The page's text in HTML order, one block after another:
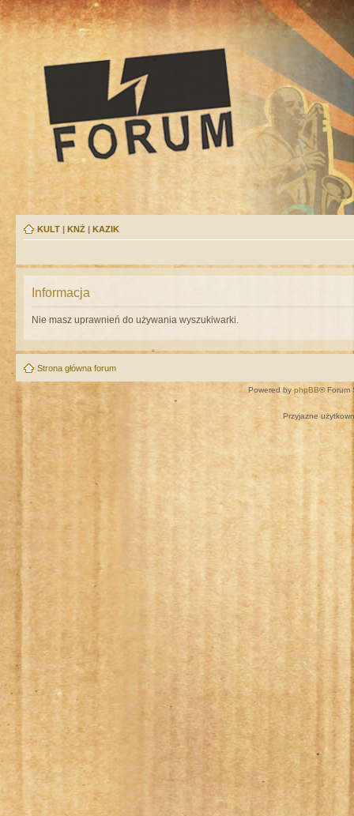
KULT | KNŻ | KAZIK
Informacja
Nie masz uprawnień do używania wyszukiwarki.
Strona główna forum
Powered by phpBB® Forum
Przyjazne